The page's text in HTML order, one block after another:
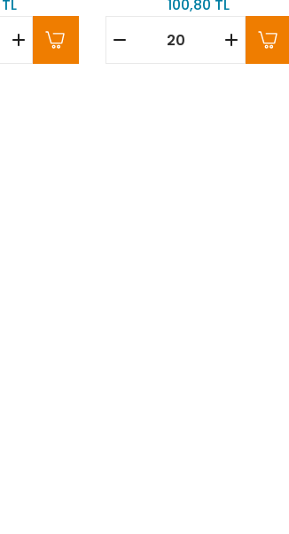
100,80 TL